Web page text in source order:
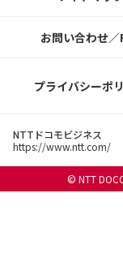
お問い合わせ／
プライバシーポ
NTTドコモビジネス
https://www.ntt.com/
© NTT